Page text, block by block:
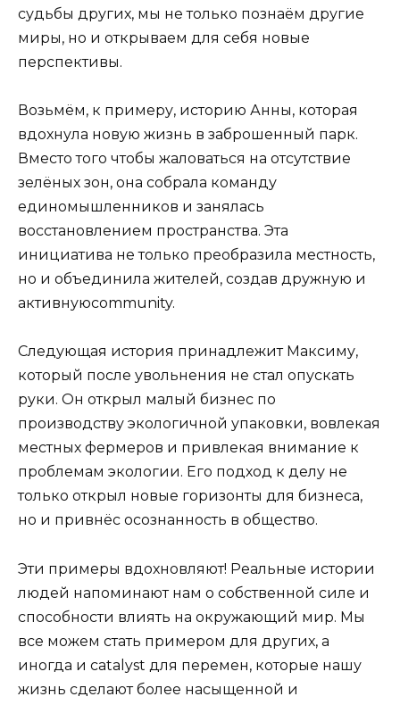
судьбы других, мы не только познаём другие
миры, но и открываем для себя новые
перспективы.
Возьмём, к примеру, историю Анны, которая
вдохнула новую жизнь в заброшенный парк.
Вместо того чтобы жаловаться на отсутствие
зелёных зон, она собрала команду
единомышленников и занялась
восстановлением пространства. Эта
инициатива не только преобразила местность,
но и объединила жителей, создав дружную и
активнуюcommunity.
Следующая история принадлежит Максиму,
который после увольнения не стал опускать
руки. Он открыл малый бизнес по
производству экологичной упаковки, вовлекая
местных фермеров и привлекая внимание к
проблемам экологии. Его подход к делу не
только открыл новые горизонты для бизнеса,
но и привнёс осознанность в общество.
Эти примеры вдохновляют! Реальные истории
людей напоминают нам о собственной силе и
способности влиять на окружающий мир. Мы
все можем стать примером для других, а
иногда и catalyst для перемен, которые нашу
жизнь сделают более насыщенной и